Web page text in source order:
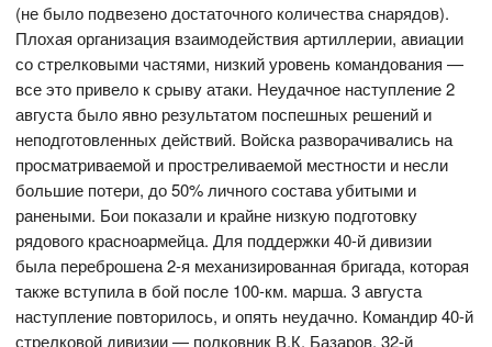
(не было подвезено достаточного количества снарядов).
Плохая организация взаимодействия артиллерии, авиации
со стрелковыми частями, низкий уровень командования —
все это привело к срыву атаки. Неудачное наступление 2
августа было явно результатом поспешных решений и
неподготовленных действий. Войска разворачивались на
просматриваемой и простреливаемой местности и несли
большие потери, до 50% личного состава убитыми и
ранеными. Бои показали и крайне низкую подготовку
рядового красноармейца. Для поддержки 40-й дивизии
была переброшена 2-я механизированная бригада, которая
также вступила в бой после 100-км. марша. 3 августа
наступление повторилось, и опять неудачно. Командир 40-й
стрелковой дивизии — полковник В.К. Базаров, 32-й